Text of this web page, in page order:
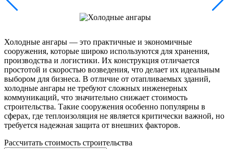
Холодные ангары — это практичные и экономичные
сооружения, которые широко используются для хранения,
производства и логистики. Их конструкция отличается
простотой и скоростью возведения, что делает их идеальным
выбором для бизнеса. В отличие от отапливаемых зданий,
холодные ангары не требуют сложных инженерных
коммуникаций, что значительно снижает стоимость
строительства. Такие сооружения особенно популярны в
сферах, где теплоизоляция не является критически важной, но
требуется надежная защита от внешних факторов.
Рассчитать стоимость строительства